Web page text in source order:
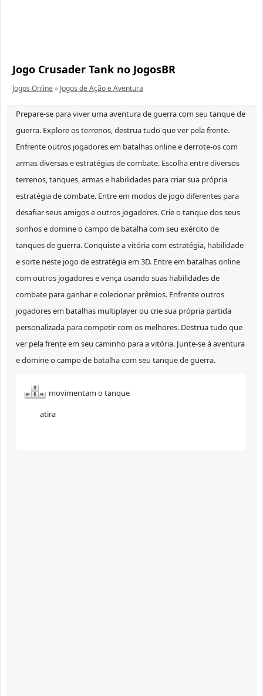
Jogo Crusader Tank no JogosBR
Jogos Online» Jogos de Ação e Aventura
Prepare-se para viver uma aventura de guerra com seu tanque de
guerra. Explore os terrenos, destrua tudo que ver pela frente.
Enfrente outros jogadores em batalhas online e derrote-os com
armas diversas e estratégias de combate. Escolha entre diversos
terrenos, tanques, armas e habilidades para criar sua própria
estratégia de combate. Entre em modos de jogo diferentes para
desafiar seus amigos e outros jogadores. Crie o tanque dos seus
sonhos e domine o campo de batalha com seu exército de
tanques de guerra. Conquiste a vitória com estratégia, habilidade
e sorte neste jogo de estratégia em 3D. Entre em batalhas online
com outros jogadores e vença usando suas habilidades de
combate para ganhar e colecionar prêmios. Enfrente outros
jogadores em batalhas multiplayer ou crie sua própria partida
personalizada para competir com os melhores. Destrua tudo que
ver pela frente em seu caminho para a vitória. Junte-se à aventura
e domine o campo de batalha com seu tanque de guerra.
movimentam o tanque
atira